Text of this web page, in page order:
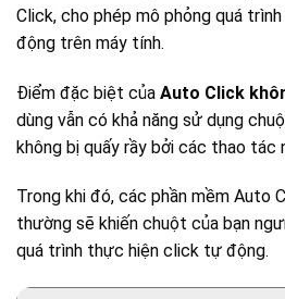
Click, cho phép mô phỏng quá
động trên máy tính.
Điểm đặc biệt của Auto Click
dùng vẫn có khả năng sử dụng
không bị quấy rầy bởi các thao tác
Trong khi đó, các phần mềm Auto
thường sẽ khiến chuột của bạn
quá trình thực hiện click tự động.